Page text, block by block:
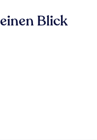
Blick